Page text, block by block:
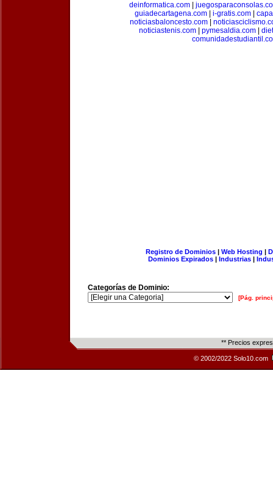
deinformatica.com
guiadecartagena.com| i-gratis.com|
noticiasbaloncesto.com
noticiastenis.com
pymesaldia.com
Registro de Dominios| Web Hosting |
Dominios Expirados | Industrias |
Categorías de Dominio:
[Pág.
** Precios
© 2002/2022 Solo10.com